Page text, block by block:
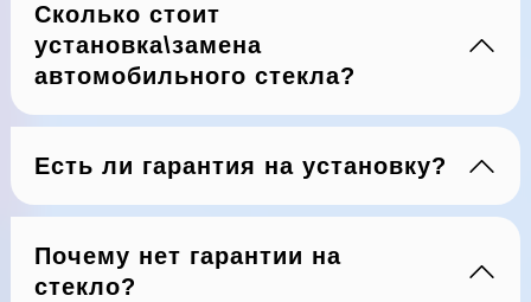
Сколько стоит
установка\замена
автомобильного стекла?
Есть ли гарантия на установку?
Почему нет гарантии на
стекло?